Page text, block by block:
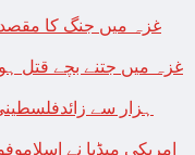
غزہ میں جنگ کا
امریکی میڈیا نے